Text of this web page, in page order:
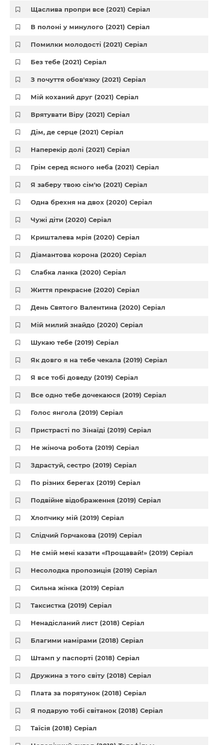
Щаслива пропри все (2021) Серіал
В полоні у минулого (2021) Серіал
Помилки молодості (2021) Серіал
Без тебе (2021) Серіал
З почуття обов'язку (2021) Серіал
Мій коханий друг (2021) Серіал
Врятувати Віру (2021) Серіал
Дім, де серце (2021) Серіал
Наперекір долі (2021) Серіал
Грім серед ясного неба (2021) Серіал
Я заберу твою сім'ю (2021) Серіал
Одна брехня на двох (2020) Серіал
Чужі діти (2020) Серіал
Кришталева мрія (2020) Серіал
Діамантова корона (2020) Серіал
Слабка ланка (2020) Серіал
Життя прекрасне (2020) Серіал
День Святого Валентина (2020) Серіал
Мій милий знайдо (2020) Серіал
Шукаю тебе (2019) Серіал
Як довго я на тебе чекала (2019) Серіал
Я все тобі доведу (2019) Серіал
Все одно тебе дочекаюся (2019) Серіал
Голос янгола (2019) Серіал
Пристрасті по Зінаїді (2019) Серіал
Не жіноча робота (2019) Серіал
Здрастуй, сестро (2019) Серіал
По різних берегах (2019) Серіал
Подвійне відображення (2019) Серіал
Хлопчику мій (2019) Серіал
Слідчий Горчакова (2019) Серіал
Не смій мені казати «Прощавай!» (2019) Серіал
Несолодка пропозиція (2019) Серіал
Сильна жінка (2019) Серіал
Таксистка (2019) Серіал
Ненадісланий лист (2018) Серіал
Благими намірами (2018) Серіал
Штамп у паспорті (2018) Серіал
Дружина з того світу (2018) Серіал
Плата за порятунок (2018) Серіал
Я подарую тобі світанок (2018) Серіал
Таїсія (2018) Серіал